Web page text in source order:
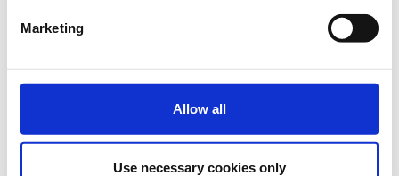
Marketing
Allow all
Use necessary cookies only
- Object Oriented Programming and Classes
- Scope // Closures // Callbacks // Promises